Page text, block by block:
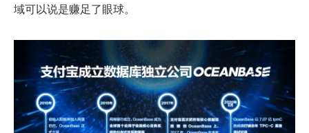
域可以说是赚足了眼球。